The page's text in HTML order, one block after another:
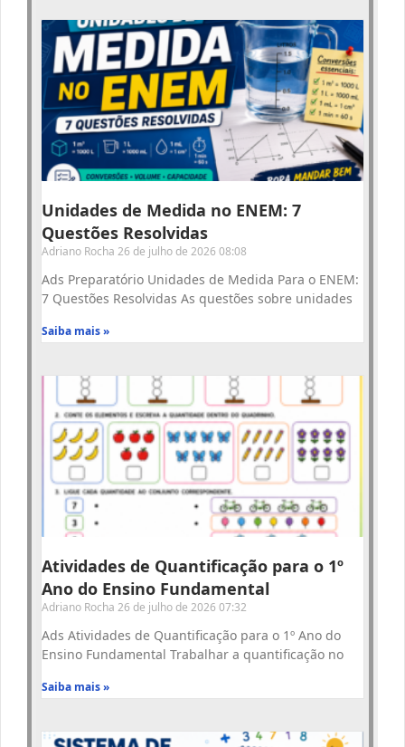
Unidades de Medida no ENEM: 7
Questões Resolvidas
Adriano Rocha 26 de julho de 2026 08:08
Ads Preparatório Unidades de Medida Para o ENEM:
7 Questões Resolvidas As questões sobre unidades
Saiba mais »
Atividades de Quantificação para o 1º
Ano do Ensino Fundamental
Adriano Rocha 26 de julho de 2026 07:32
Ads Atividades de Quantificação para o 1º Ano do
Ensino Fundamental Trabalhar a quantificação no
Saiba mais »